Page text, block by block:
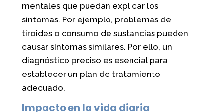
mentales que puedan explicar los
síntomas. Por ejemplo, problemas de
tiroides o consumo de sustancias pueden
causar síntomas similares. Por ello, un
diagnóstico preciso es esencial para
establecer un plan de tratamiento
adecuado.
Impacto en la vida diaria